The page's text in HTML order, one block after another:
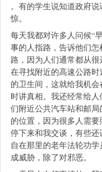
。有的学生说知道政府
惊。
每天我都对许多人问候“
事的人指路，告诉他们
路，因为人们通常都从
在寻找附近的高速公路
的卫生间，这就给我机
时讲真相。我还经常给
们附近公共汽车站和邮
的位置，因为很多人需
停下来和我交谈，有些
自在那里的老年法轮功
成威胁，除了对邪恶。